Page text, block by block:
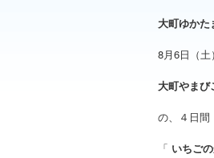
大町ゆかた
8月6日（土）
大町やまび
の、４日間
「 いちご